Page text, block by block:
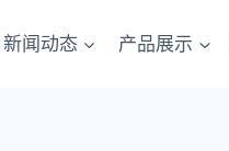
新闻动态 产品展示